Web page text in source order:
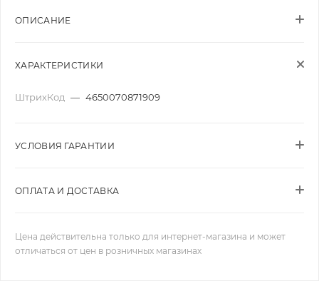
ОПИСАНИЕ
ХАРАКТЕРИСТИКИ
ШтрихКод — 4650070871909
УСЛОВИЯ ГАРАНТИИ
ОПЛАТА И ДОСТАВКА
Цена действительна только для интернет-магазина и может
отличаться от цен в розничных магазинах